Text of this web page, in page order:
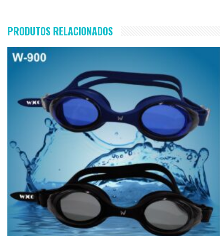
PRODUTOS RELACIONADOS